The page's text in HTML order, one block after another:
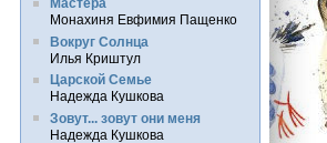
Монахиня Евфимия Пащенко
Вокруг Солнца
Илья Криштул
Царской Семье
Надежда Кушкова
Зовут... зовут они меня
Надежда Кушкова